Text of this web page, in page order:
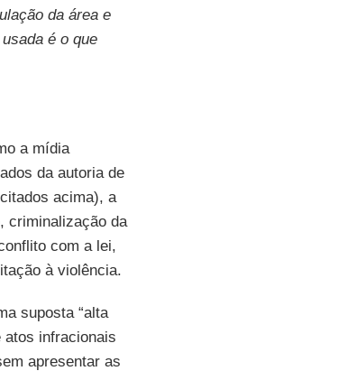
da área e
é o que
a mídia
da autoria de
acima), a
criminalização da
com a lei,
à violência.
suposta “alta
atos infracionais
apresentar as